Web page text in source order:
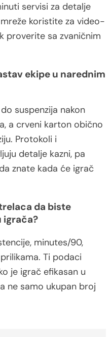
servisi za detalje
koristite za video-
proverite sa zvaničnim
ekipe u narednim
suspenzija nakon
a crveni karton obično
Protokoli i
detalje kazni, pa
znate kada će igrač
da biste
minutes/90,
Ti podaci
je igrač efikasan u
ne samo ukupan broj